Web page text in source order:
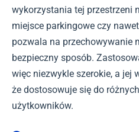
wykorzystania tej przestrzeni
miejsce parkingowe czy
pozwala na przechowywanie
bezpieczny sposób.
więc niezwykle szerokie, a jej
że dostosowuje się do
użytkowników.